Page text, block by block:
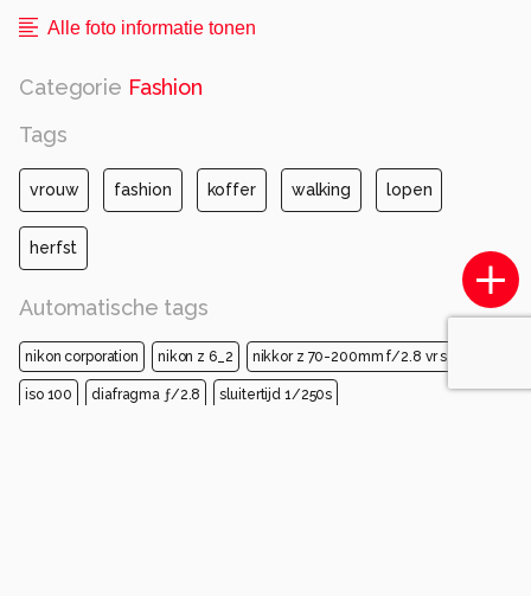
Alle foto informatie tonen
Categorie Fashion
Tags
vrouw fashion koffer walking lopen
herfst
Automatische tags
nikon corporation nikon z 6_2 nikkor z 70-200mm f/2.8 vr s
iso 100 diafragma ƒ/2.8 sluitertijd 1/250s